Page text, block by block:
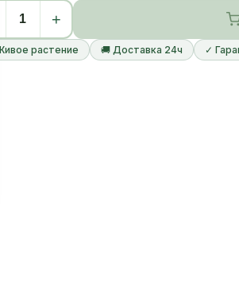
près de la surface de l'eau ou
d'eau. La plante a besoin de beaucoup
+
растение 🚚 Доставка 24ч ✓